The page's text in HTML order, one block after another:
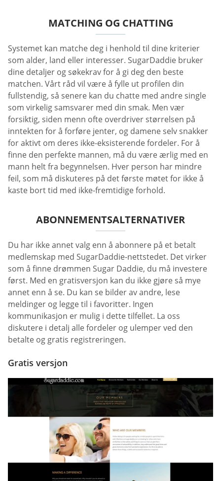
MATCHING OG CHATTING
Systemet kan matche deg i henhold til dine kriterier
som alder, land eller interesser. SugarDaddie bruker
dine detaljer og søkekrav for å gi deg den beste
matchen. Vårt råd vil være å fylle ut profilen din
fullstendig, så senere kan du chatte med andre single
som virkelig samsvarer med din smak. Men vær
forsiktig, siden menn ofte overdriver størrelsen på
inntekten for å forføre jenter, og damene selv snakker
for aktivt om deres ikke-eksisterende fordeler. For å
finne den perfekte mannen, må du være ærlig med en
mann helt fra begynnelsen. Hver person har mindre
feil, som må diskuteres på det første møtet for ikke å
kaste bort tid med ikke-fremtidige forhold.
ABONNEMENTSALTERNATIVER
Du har ikke annet valg enn å abonnere på et betalt
medlemskap med SugarDaddie-nettstedet. Det virker
som å finne drømmen Sugar Daddie, du må investere
først. Med en gratisversjon kan du ikke gjøre så mye
annet enn å se. Du kan se bilder av andre, lese
meldinger og legge til i favoritter. Ingen
kommunikasjon er mulig i dette tilfellet. La oss
diskutere i detalj alle fordeler og ulemper ved den
betalte og gratis registreringen.
Gratis versjon